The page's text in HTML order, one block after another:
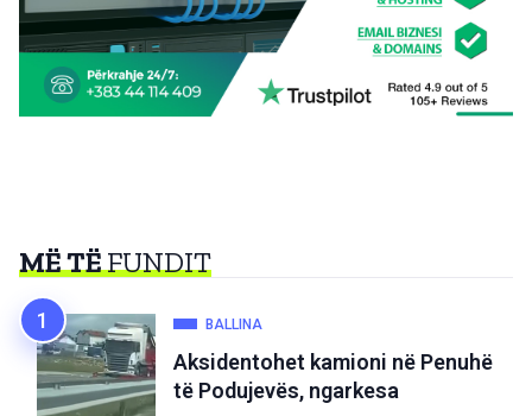
MË TËFUNDIT
BALLINA
Aksidentohet kamioni në Penuhë
të Podujevës, ngarkesa